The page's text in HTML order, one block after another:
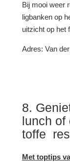
Bij mooi weer
ligbanken op
uitzicht op het
Adres: Van
8.
lunch of
toffe
Met toptips